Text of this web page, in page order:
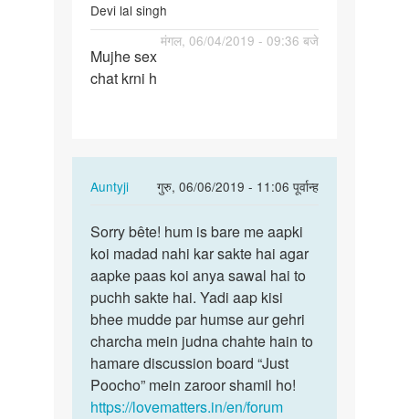
Devi lal singh
मंगल, 06/04/2019 - 09:36 बजे
Mujhe
sex
Mujhe sex
chat krni h
Auntyji
गुरु, 06/06/2019 - 11:06 पूर्वान्ह
In
to
Mujhe
sex
chat
krni
h
by
Devi
lal
Sorry
bête!
hum
is
bare
me…
Sorry bête! hum is bare me aapki
koi madad nahi kar sakte hai agar
aapke paas koi anya sawal hai to
puchh sakte hai. Yadi aap kisi
bhee mudde par humse aur gehri
charcha mein judna chahte hain to
hamare discussion board “Just
Poocho” mein zaroor shamil ho!
https://lovematters.in/en/forum